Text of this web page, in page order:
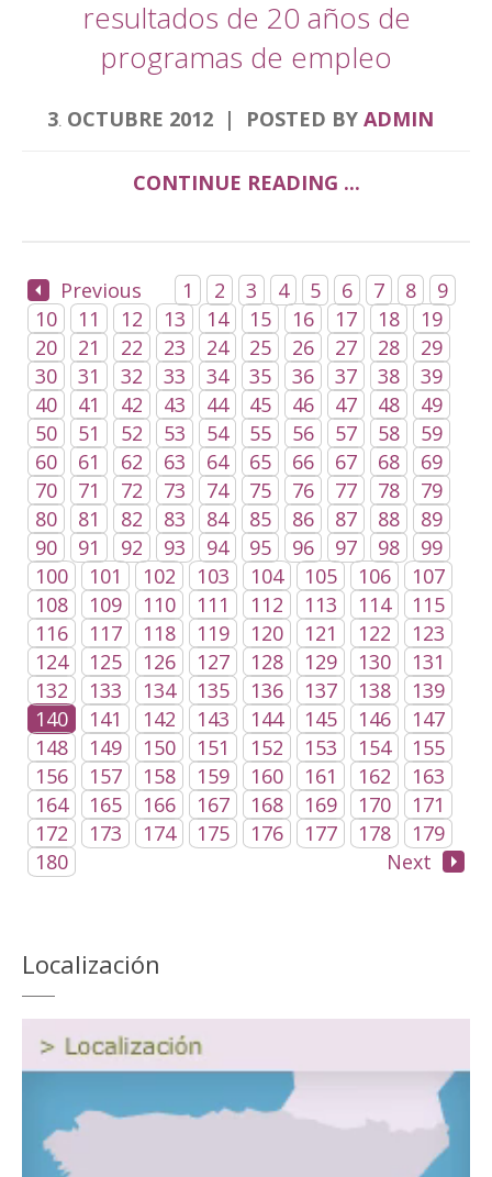
resultados de 20 años de
programas de empleo
3. OCTUBRE 2012 POSTED BY ADMIN
CONTINUE READING ...
Previous 1 2 3 4 5 6 7 8
9
10
11 12 13 14 15 16 17 18
19
20
21 22 23 24 25 26 27 28
29
30
31 32 33 34 35 36 37 38
39
40
41 42 43 44 45 46 47 48
49
50
51 52 53 54 55 56 57 58
59
60
61 62 63 64 65 66 67 68
69
70
71 72 73 74 75 76 77 78
79
80
81 82 83 84 85 86 87 88
89
90
91 92 93 94 95 96 97 98
99
100
101 102 103 104 105 106
107
108
109 110 111 112 113 114
115
116
117 118 119 120 121 122
123
124
125 126 127 128 129 130
131
132
133 134 135 136 137 138
139
140
141 142 143 144 145 146
147
148
149 150 151 152 153 154
155
156
157 158 159 160 161 162
163
164
165 166 167 168 169 170
171
172
173 174 175 176 177 178
179
180
Next
Localización
Reproductor
de